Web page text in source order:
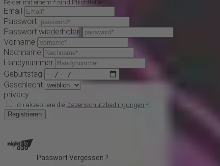
Felder mit einem * sind Pflichtfelder
Email
Passwort
Passwort wiederholen
Vorname
Nachname
Handynummer
Geburtstag
Geschlecht
privacy
Ich akzeptiere die Dazenschutzbedingungen *
Registrieren
Passwort Vergessen ?